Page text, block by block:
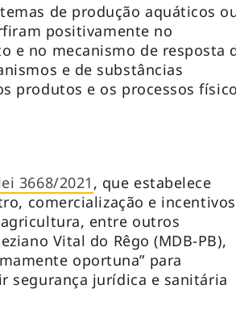
de produção aquáticos
positivamente no
e no mecanismo de resposta
e de substâncias
produtos e os processos
3668/2021 , que estabelece
comercialização e
entre outros
Vital do Rêgo (MDB-PB),
oportuna” para
segurança jurídica e sanitária